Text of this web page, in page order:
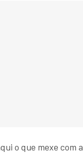
o que mexe com a